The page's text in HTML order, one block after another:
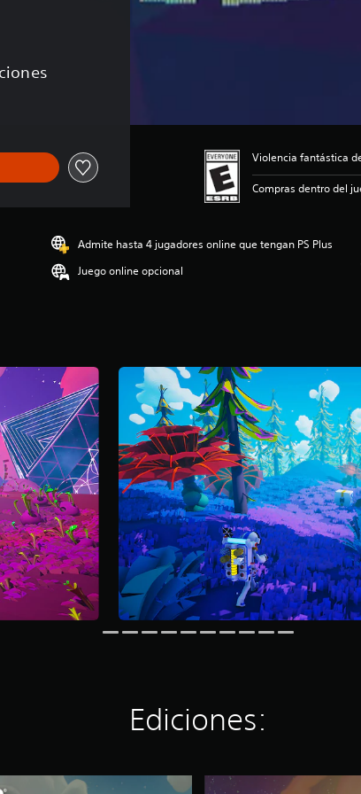
Violencia fantástica
Compras dentro del
Admite hasta 4 jugadores online que tengan PS Plus
Juego online opcional
Ediciones:
G